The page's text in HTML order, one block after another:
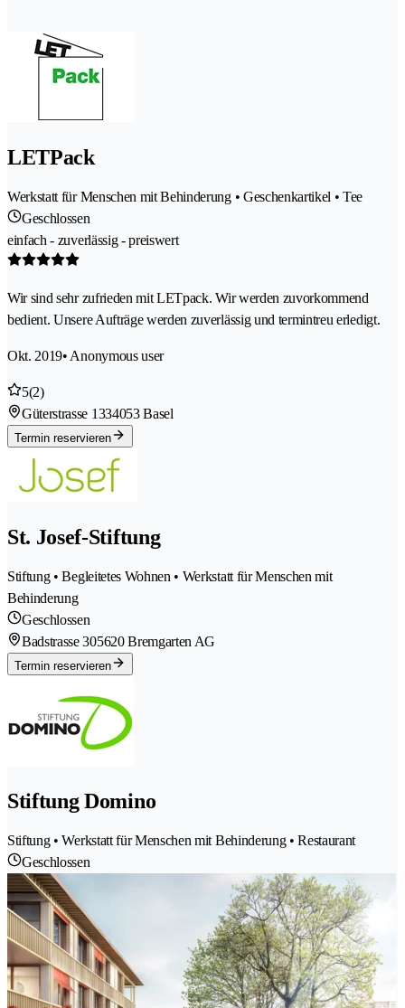
LETPack
Werkstatt für Menschen mit Behinderung • Geschenkartikel • Tee
Geschlossen
einfach - zuverlässig - preiswert
Wir sind sehr zufrieden mit LETpack. Wir werden zuvorkommend
bedient. Unsere Aufträge werden zuverlässig und termintreu erledigt.
Okt. 2019• Anonymous user
5(2)
Güterstrasse 1334053 Basel
Termin reservieren
St. Josef-Stiftung
Stiftung • Begleitetes Wohnen • Werkstatt für Menschen mit
Behinderung
Geschlossen
Badstrasse 305620 Bremgarten AG
Termin reservieren
Stiftung Domino
Stiftung • Werkstatt für Menschen mit Behinderung • Restaurant
Geschlossen